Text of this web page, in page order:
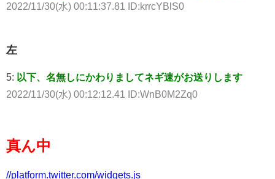
2022/11/30(水) 00:11:37.81 ID:krrcYBlS0
左
5: 以下、名無しにかわりましてネギ速がお送りします
2022/11/30(水) 00:12:12.41 ID:WnB0M2Zq0
真ん中
//platform.twitter.com/widgets.js